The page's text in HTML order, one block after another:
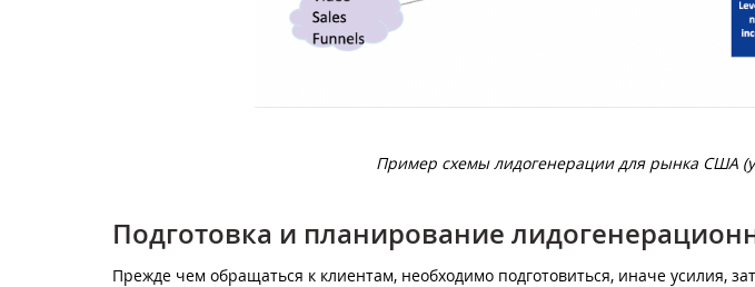
Пример схемы лидогенерации для рынка США
Подготовка и планирование
Прежде чем обращаться к клиентам, необходимо подготовиться, иначе усилия,